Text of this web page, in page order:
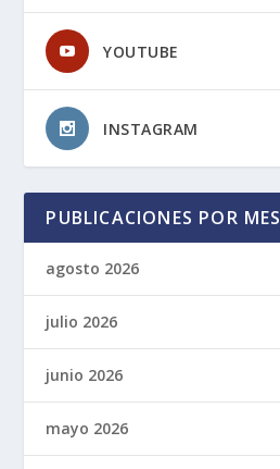
YOUTUBE
INSTAGRAM
PUBLICACIONES POR MES
agosto 2026
julio 2026
junio 2026
mayo 2026